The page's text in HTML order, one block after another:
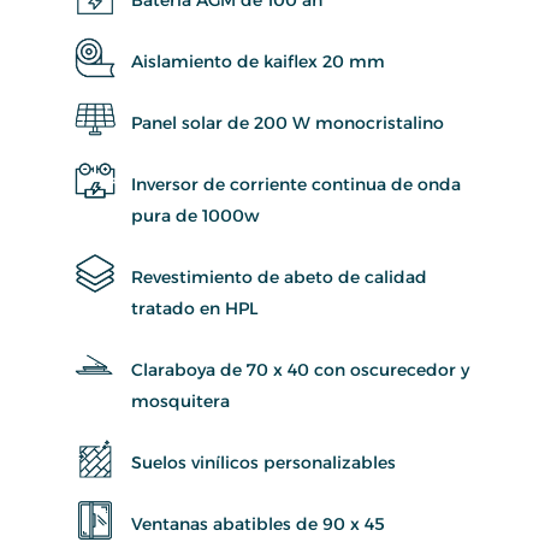
Aislamiento de kaiflex 20 mm
Panel solar de 200 W monocristalino
Inversor de corriente continua de onda
pura de 1000w
Revestimiento de abeto de calidad
tratado en HPL
Claraboya de 70 x 40 con oscurecedor y
mosquitera
Suelos vinílicos personalizables
Ventanas abatibles de 90 x 45